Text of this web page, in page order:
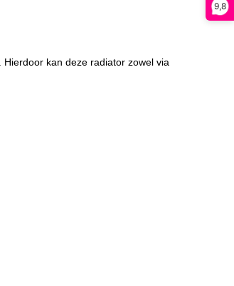
9,8
kan deze radiator zowel via